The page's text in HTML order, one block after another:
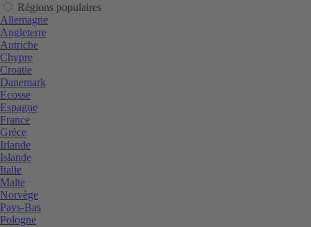
Régions populaires
Allemagne
Angleterre
Autriche
Chypre
Croatie
Danemark
Ecosse
Espagne
France
Grèce
Irlande
Islande
Italie
Malte
Norvège
Pays-Bas
Pologne